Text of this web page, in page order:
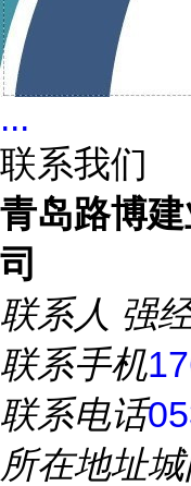
...
联系我们
青岛路博
司
联系人 强
联系手机
联系电话
所在地址